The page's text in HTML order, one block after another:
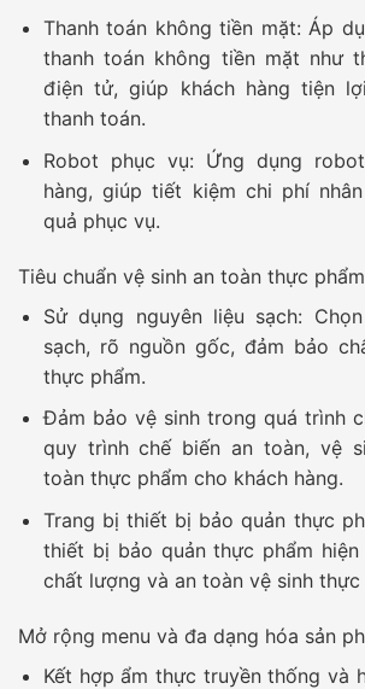
Thanh toán không tiền mặt: Áp
thanh toán không tiền mặt như
điện tử, giúp khách hàng tiện
thanh toán.
Robot phục vụ: Ứng dụng
hàng, giúp tiết kiệm chi phí
quả phục vụ.
Tiêu chuẩn vệ sinh an toàn thực phẩm
Sử dụng nguyên liệu sạch:
sạch, rõ nguồn gốc, đảm bảo
thực phẩm.
Đảm bảo vệ sinh trong quá trình
quy trình chế biến an toàn, vệ
toàn thực phẩm cho khách hàng.
Trang bị thiết bị bảo quản thực
thiết bị bảo quản thực phẩm
chất lượng và an toàn vệ sinh thực
Mở rộng menu và đa dạng hóa sản
Kết hợp ẩm thực truyền thống và